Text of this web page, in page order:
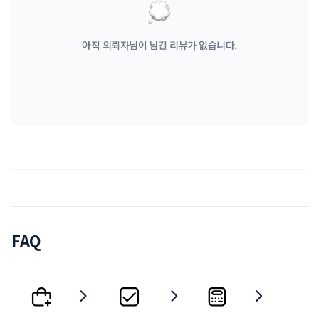
아직 의뢰자님이 남긴 리뷰가 없습니다.
FAQ